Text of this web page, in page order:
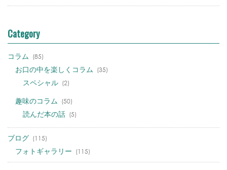
Category
コラム (85)
お口の中を楽しくコラム (35)
スペシャル (2)
趣味のコラム (50)
読んだ本の話 (5)
ブログ (115)
フォトギャラリー (115)